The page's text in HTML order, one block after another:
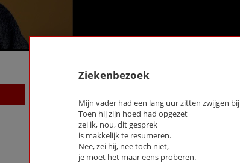
op dichter / titel gedicht
op thema
Ziekenbezoek
Mijn vader had een lang uur zitten zwijgen
Toen hij zijn hoed had opgezet
zei ik, nou, dit gesprek
is makkelijk te resumeren.
Nee, zei hij, nee toch niet,
je moet het maar eens proberen.